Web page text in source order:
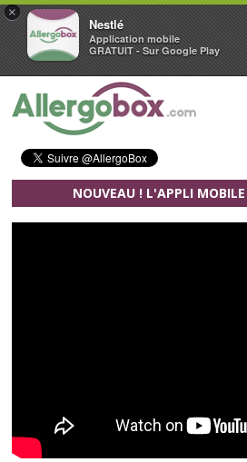
×
Nestlé
Application mobile
GRATUIT - Sur Google Play
Aller au contenu principal
NOUVEAU ! L'APPLI